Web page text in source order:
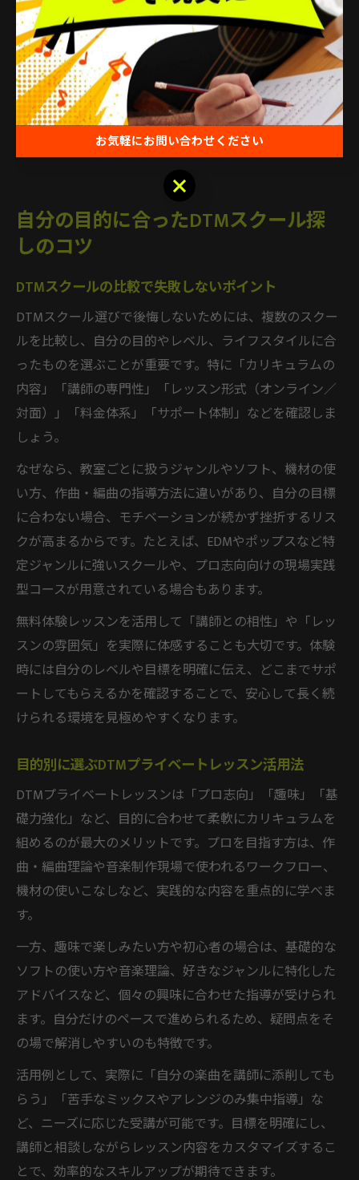
きる秘訣となります。
コース選びで迷った場合は、各スクールが提供する体験
レッスンやカウンセリングを活用し、講師やカリキュラ
ムの雰囲気を事前に体感しましょう。これにより、納得
して受講を始められ、理想の音楽制作ライフに一歩近づ
自分の目的に合ったDTMスクール探
しのコツ
DTMスクールの比較で失敗しないポイント
DTMスクール選びで後悔しないためには、複数のスクー
ルを比較し、自分の目的やレベル、ライフスタイルに合
ったものを選ぶことが重要です。特に「カリキュラムの
内容」「講師の専門性」「レッスン形式（オンライン／
対面）」「料金体系」「サポート体制」などを確認しま
しょう。
なぜなら、教室ごとに扱うジャンルやソフト、機材の使
い方、作曲・編曲の指導方法に違いがあり、自分の目標
に合わない場合、モチベーションが続かず挫折するリス
クが高まるからです。たとえば、EDMやポップスなど特
定ジャンルに強いスクールや、プロ志向向けの現場実践
型コースが用意されている場合もあります。
無料体験レッスンを活用して「講師との相性」や「レッ
スンの雰囲気」を実際に体感することも大切です。体験
時には自分のレベルや目標を明確に伝え、どこまでサポ
ートしてもらえるかを確認することで、安心して長く続
けられる環境を見極めやすくなります。
目的別に選ぶDTMプライベートレッスン活用法
DTMプライベートレッスンは「プロ志向」「趣味」「基
礎力強化」など、目的に合わせて柔軟にカリキュラムを
組めるのが最大のメリットです。プロを目指す方は、作
曲・編曲理論や音楽制作現場で使われるワークフロー、
機材の使いこなしなど、実践的な内容を重点的に学べま
す。
一方、趣味で楽しみたい方や初心者の場合は、基礎的な
ソフトの使い方や音楽理論、好きなジャンルに特化した
アドバイスなど、個々の興味に合わせた指導が受けられ
ます。自分だけのペースで進められるため、疑問点をそ
の場で解消しやすいのも特徴です。
活用例として、実際に「自分の楽曲を講師に添削しても
らう」「苦手なミックスやアレンジのみ集中指導」な
ど、ニーズに応じた受講が可能です。目標を明確にし、
講師と相談しながらレッスン内容をカスタマイズするこ
とで、効率的なスキルアップが期待できます。
お気軽にお問い合わせください
お気軽にお問い合わせください